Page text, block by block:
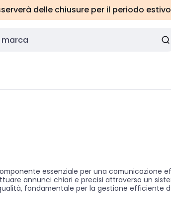
delle chiusure per il periodo
essenziale per una comunicazione
annunci chiari e precisi attraverso un
fondamentale per la gestione efficiente